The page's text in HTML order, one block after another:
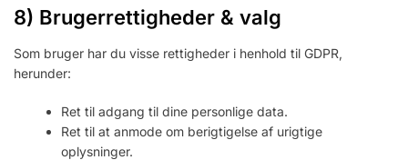
8) Brugerrettigheder & valg
Som bruger har du visse rettigheder i henhold til GDPR,
herunder:
Ret til adgang til dine personlige data.
Ret til at anmode om berigtigelse af urigtige
oplysninger.